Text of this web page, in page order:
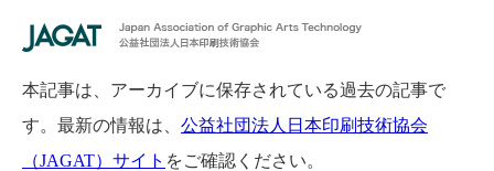
本記事は、アーカイブに保存されている過去の記事で
す。最新の情報は、 公益社団法人日本印刷技術協会
（JAGAT）サイト をご確認ください。